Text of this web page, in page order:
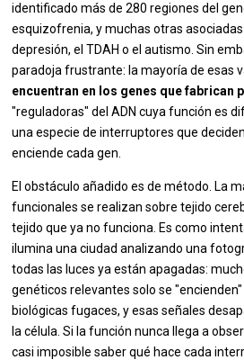
identificado más de 280 regiones del
esquizofrenia, y muchas otras
depresión, el TDAH o el autismo. Sin
paradoja frustrante: la mayoría de esas
encuentran en los genes que fabrican
"reguladoras" del ADN cuya función es
una especie de interruptores que
enciende cada gen.
El obstáculo añadido es de método. La
funcionales se realizan sobre tejido
tejido que ya no funciona. Es como
ilumina una ciudad analizando una
todas las luces ya están apagadas:
genéticos relevantes solo se
biológicas fugaces, y esas señales
la célula. Si la función nunca llega a
casi imposible saber qué hace cada